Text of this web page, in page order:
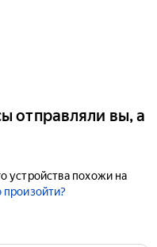
отправляли вы, а
устройства похожи на
произойти?